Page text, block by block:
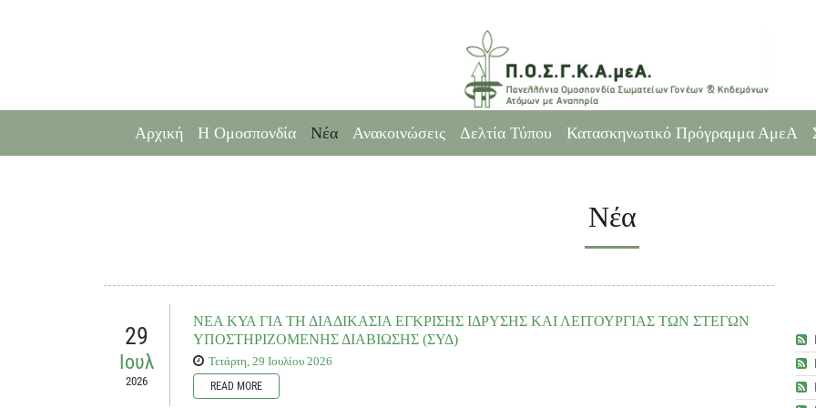
Αρχική Η Ομοσπονδία Νέα Ανακοινώσεις Δελτία Τύπου Κατασκηνωτικό Πρόγραμμα ΑμεΑ
Νέα
29
Ιουλ
2026
ΝΕΑ ΚΥΑ ΓΙΑ ΤΗ ΔΙΑΔΙΚΑΣΙΑ ΕΓΚΡΙΣΗΣ ΙΔΡΥΣΗΣ ΚΑΙ ΛΕΙΤΟΥΡΓΙΑΣ ΤΩΝ ΣΤΕΓΩΝ
ΥΠΟΣΤΗΡΙΖΟΜΕΝΗΣ ΔΙΑΒΙΩΣΗΣ (ΣΥΔ)
Τετάρτη, 29 Ιουλίου 2026
READ MORE